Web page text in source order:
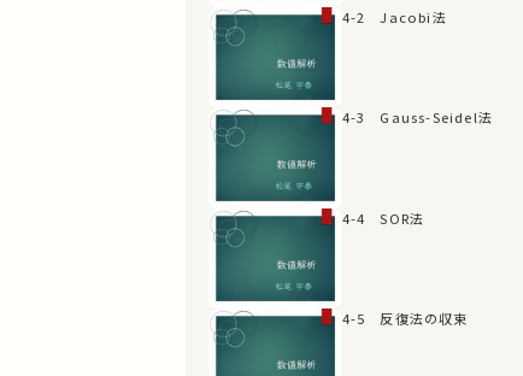
4-2 Jacobi法
4-3 Gauss-Seidel法
4-4 SOR法
4-5 反復法の収束